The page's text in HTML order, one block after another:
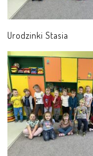
Urodzinki Stasia